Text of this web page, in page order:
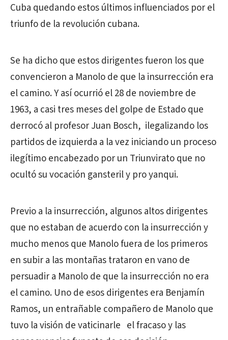
Cuba quedando estos últimos influenciados por el
triunfo de la revolución cubana.
Se ha dicho que estos dirigentes fueron los que
convencieron a Manolo de que la insurrección era
el camino. Y así ocurrió el 28 de noviembre de
1963, a casi tres meses del golpe de Estado que
derrocó al profesor Juan Bosch, ilegalizando los
partidos de izquierda a la vez iniciando un proceso
ilegítimo encabezado por un Triunvirato que no
ocultó su vocación gansteril y pro yanqui.
Previo a la insurrección, algunos altos dirigentes
que no estaban de acuerdo con la insurrección y
mucho menos que Manolo fuera de los primeros
en subir a las montañas trataron en vano de
persuadir a Manolo de que la insurrección no era
el camino. Uno de esos dirigentes era Benjamín
Ramos, un entrañable compañero de Manolo que
tuvo la visión de vaticinarle el fracaso y las